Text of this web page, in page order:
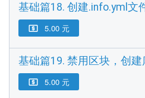
基础篇18. 创建.info.yml文
 5.00 元
基础篇19. 禁用区块，创建
 5.00 元